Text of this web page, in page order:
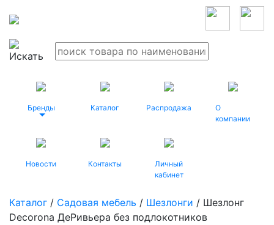
Бренды Каталог Распродажа
О
компании
Новости Контакты
Личный
кабинет
Каталог / Садовая мебель / Шезлонги / Шезлонг
Decorona ДеРивьера без подлокотников